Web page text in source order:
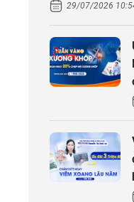
29/07/2026